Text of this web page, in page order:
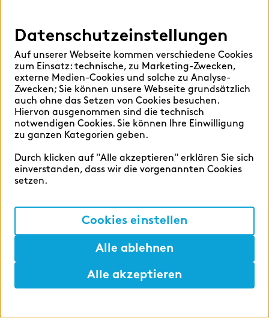
Hilfen
Sprache auswählen:
Deutsch English
©2026 zeb
Datenschutz
Datenschutzeinstellungen
Auf unserer Webseite kommen verschiedene Cookies
zum Einsatz: technische, zu Marketing-Zwecken,
externe Medien-Cookies und solche zu Analyse-
Zwecken; Sie können unsere Webseite grundsätzlich
auch ohne das Setzen von Cookies besuchen.
Hiervon ausgenommen sind die technisch
notwendigen Cookies. Sie können Ihre Einwilligung
zu ganzen Kategorien geben.
Durch klicken auf "Alle akzeptieren" erklären Sie sich
einverstanden, dass wir die vorgenannten Cookies
setzen.
Cookies einstellen
Alle ablehnen
Alle akzeptieren